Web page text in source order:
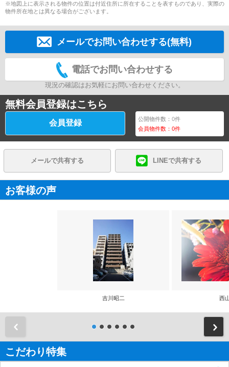
※地図上に表示される物件の位置は付近住所に所在することを表すものであり、実際の
物件所在地とは異なる場合がございます。
メールでお問い合わせする(無料)
電話でお問い合わせする
現況の確認はお気軽にお問い合わせください。
無料会員登録はこちら
会員登録 公開物件数：0件
会員物件数：0件
メールで共有する LINEで共有する
お客様の声
吉川昭二 西
こだわり特集